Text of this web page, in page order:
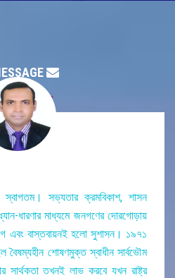
স্বাগতম। সভ্যতার ক্রমবিকাশ, শাসন
ধারণার মাধ্যমে জনগণের দোরগোড়ায়
এবং বাস্তবায়নই হলো সুশাসন। ১৯৭১
বৈষম্যহীন শোষণমুক্ত স্বাধীন সার্বভৌম
সার্থকতা তখনই লাভ করবে যখন রাষ্ট্র